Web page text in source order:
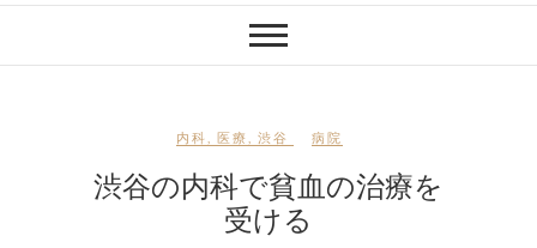
内科 医療 渋谷 病院
渋谷の内科で貧血の治療を
受ける